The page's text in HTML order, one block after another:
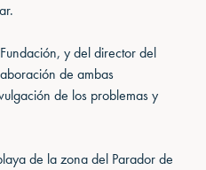
y del director del
de ambas
de los problemas y
de la zona del Parador de